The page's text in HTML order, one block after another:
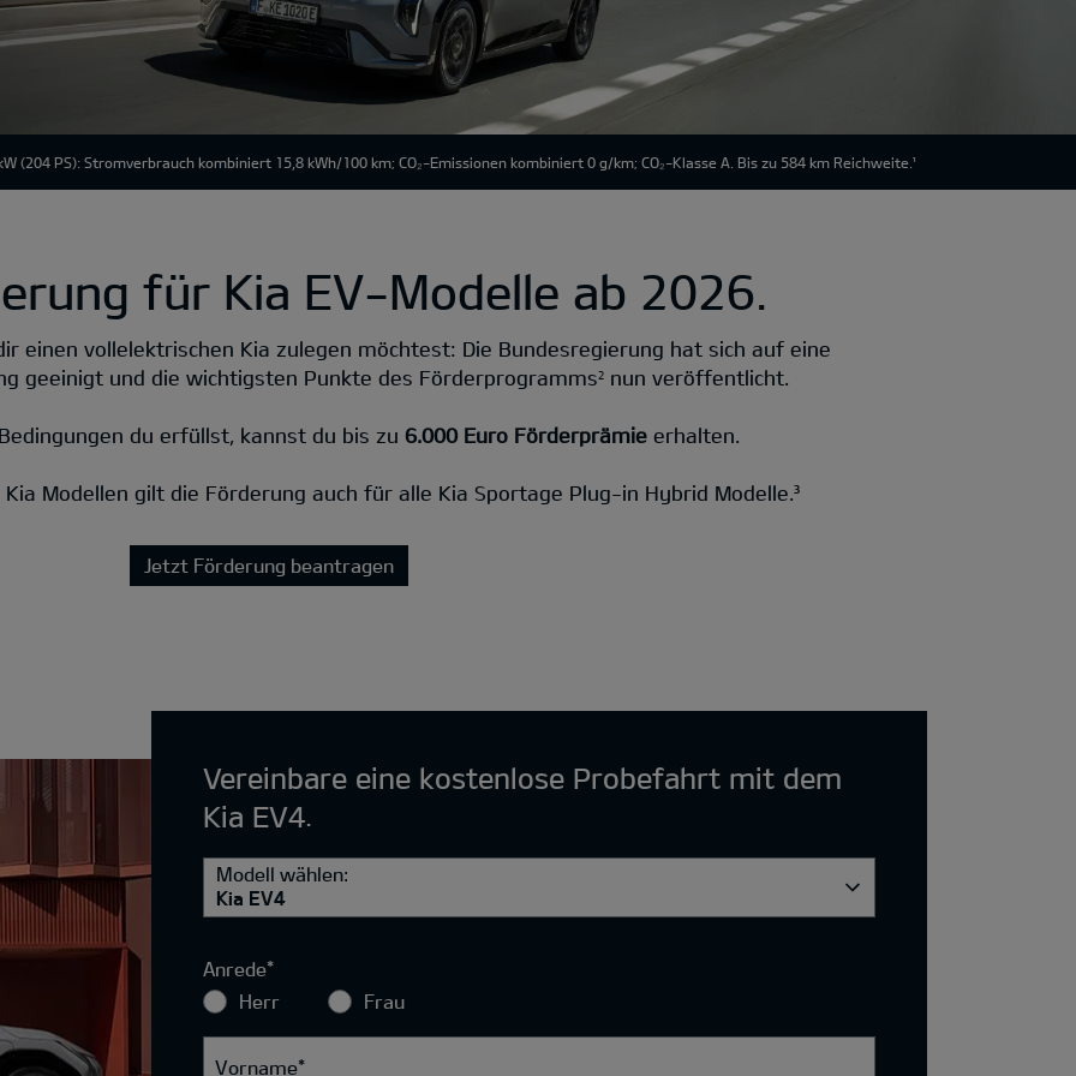
(204 PS): Stromverbrauch kombiniert 15,8 kWh/100 km; CO₂-Emissionen kombiniert 0 g/km; CO₂-Klasse A. Bis zu 584 km Reichweite.
für Kia EV-Modelle ab 2026.
einen vollelektrischen Kia zulegen möchtest: Die Bundesregierung hat sich auf eine
geeinigt und die wichtigsten Punkte des Förderprogramms2nun veröffentlicht.
du erfüllst, kannst du bis zu 6.000 Euro Förderprämie erhalten.
Modellen gilt die Förderung auch für alle Kia Sportage Plug-in Hybrid Modelle.³
Jetzt Förderung beantragen
Vereinbare eine kostenlose Probefahrt mit dem
Kia EV4.
Modell wählen:
Kia EV4
Anrede*
Herr
Frau
Vorname*